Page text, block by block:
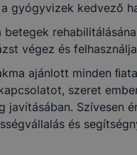
gyógyvizek kedvező
végez és
ajánlott minden
szeret
javításában. Szívesen
és